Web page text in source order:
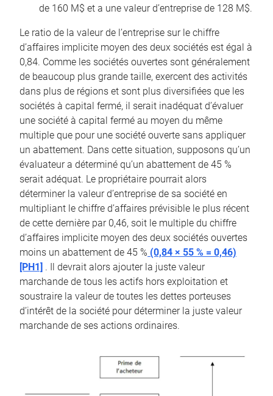
de 160 M$ et a une valeur d’entreprise de 128 M$.
Le ratio de la valeur de l’entreprise sur le chiffre
d’affaires implicite moyen des deux sociétés est égal à
0,84. Comme les sociétés ouvertes sont généralement
de beaucoup plus grande taille, exercent des activités
dans plus de régions et sont plus diversifiées que les
sociétés à capital fermé, il serait inadéquat d’évaluer
une société à capital fermé au moyen du même
multiple que pour une société ouverte sans appliquer
un abattement. Dans cette situation, supposons qu’un
évaluateur a déterminé qu’un abattement de 45 %
serait adéquat. Le propriétaire pourrait alors
déterminer la valeur d’entreprise de sa société en
multipliant le chiffre d’affaires prévisible le plus récent
de cette dernière par 0,46, soit le multiple du chiffre
d’affaires implicite moyen des deux sociétés ouvertes
moins un abattement de 45 % (0,84 × 55 % = 0,46)
[PH1] . Il devrait alors ajouter la juste valeur
marchande de tous les actifs hors exploitation et
soustraire la valeur de toutes les dettes porteuses
d’intérêt de la société pour déterminer la juste valeur
marchande de ses actions ordinaires.